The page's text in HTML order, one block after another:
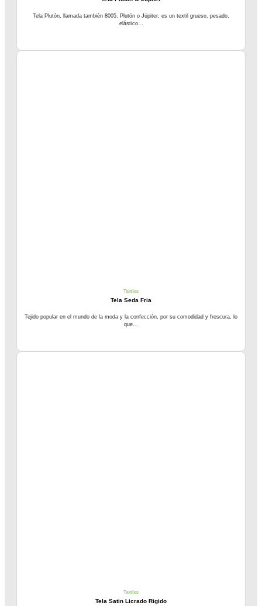
Tela Plutón, llamada también 8005, Plutón o Júpiter, es un textil grueso, pesado,
elástico...
Textiles
Tela Seda Fria
Tejido popular en el mundo de la moda y la confección, por su comodidad y frescura, lo
que...
Textiles
Tela Satin Licrado Rigido